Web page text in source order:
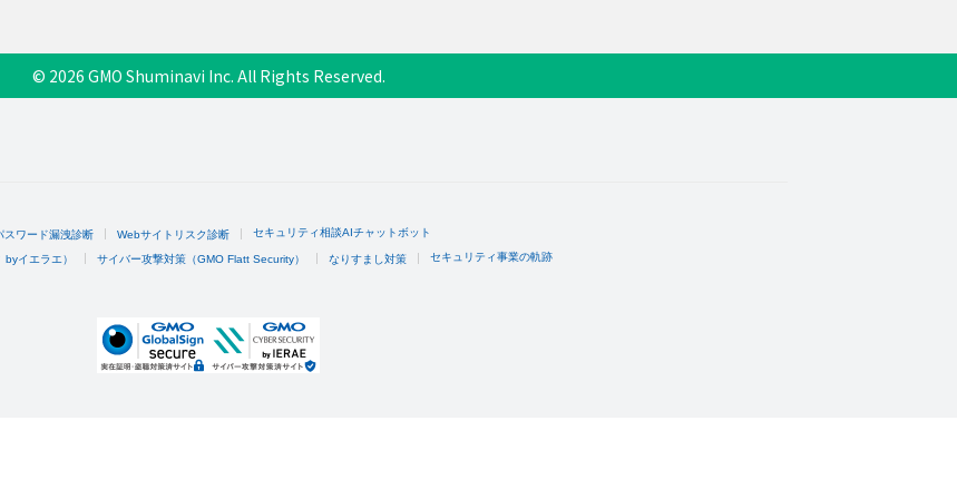
© 2026 GMO Shuminavi Inc. All Rights Reserved.